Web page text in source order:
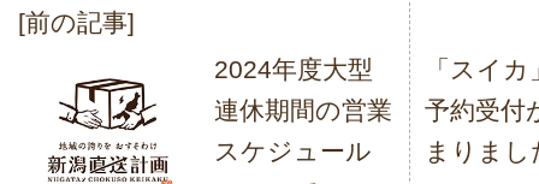
投
[前の記事]
2024年度大型
連休期間の営業
スケジュール
「スイ
予約受付
まりまし